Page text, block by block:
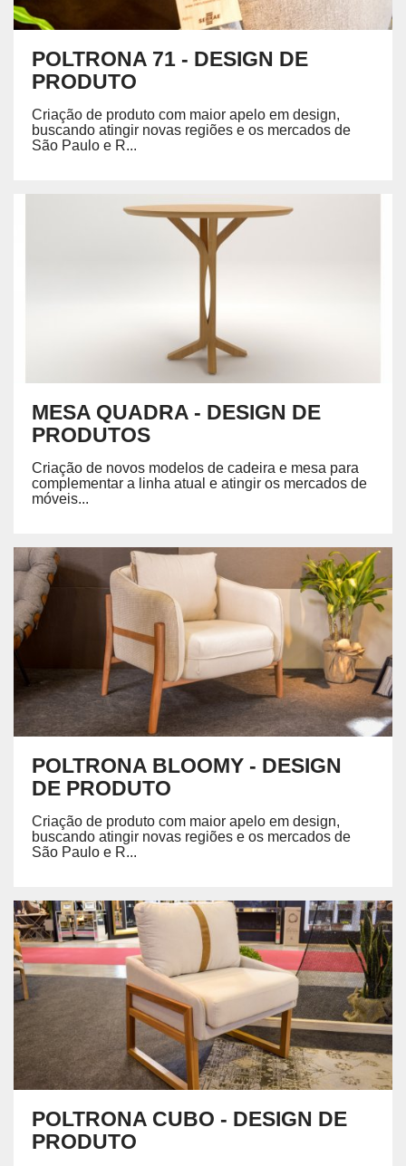
POLTRONA 71 - DESIGN DE
PRODUTO
Criação de produto com maior apelo em design,
buscando atingir novas regiões e os mercados de
São Paulo e R...
MESA QUADRA - DESIGN DE
PRODUTOS
Criação de novos modelos de cadeira e mesa para
complementar a linha atual e atingir os mercados de
móveis...
POLTRONA BLOOMY - DESIGN
DE PRODUTO
Criação de produto com maior apelo em design,
buscando atingir novas regiões e os mercados de
São Paulo e R...
POLTRONA CUBO - DESIGN DE
PRODUTO